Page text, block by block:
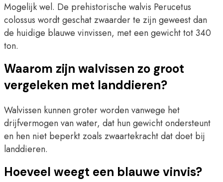
Mogelijk wel. De prehistorische walvis Perucetus
colossus wordt geschat zwaarder te zijn geweest dan
de huidige blauwe vinvissen, met een gewicht tot 340
ton.
Waarom zijn walvissen zo groot
vergeleken met landdieren?
Walvissen kunnen groter worden vanwege het
drijfvermogen van water, dat hun gewicht ondersteunt
en hen niet beperkt zoals zwaartekracht dat doet bij
landdieren.
Hoeveel weegt een blauwe vinvis?